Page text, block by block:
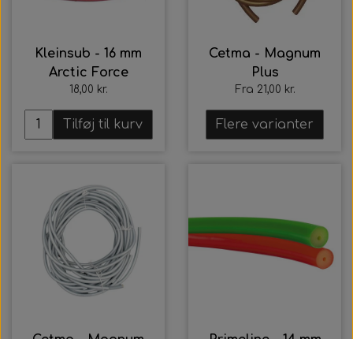
Kleinsub - 16 mm
Arctic Force
18,00 kr.
Tilføj til kurv
Cetma - Magnum
Plus
Fra 21,00 kr.
Flere varianter